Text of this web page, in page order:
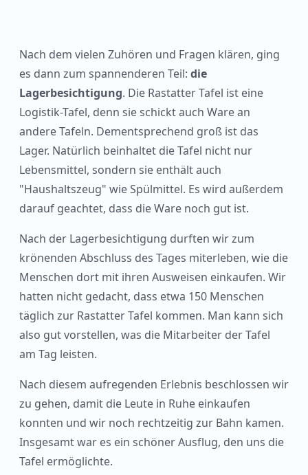
Nach dem vielen Zuhören und Fragen klären, ging
es dann zum spannenderen Teil: die
Lagerbesichtigung. Die Rastatter Tafel ist eine
Logistik-Tafel, denn sie schickt auch Ware an
andere Tafeln. Dementsprechend groß ist das
Lager. Natürlich beinhaltet die Tafel nicht nur
Lebensmittel, sondern sie enthält auch
"Haushaltszeug" wie Spülmittel. Es wird außerdem
darauf geachtet, dass die Ware noch gut ist.
Nach der Lagerbesichtigung durften wir zum
krönenden Abschluss des Tages miterleben, wie die
Menschen dort mit ihren Ausweisen einkaufen. Wir
hatten nicht gedacht, dass etwa 150 Menschen
täglich zur Rastatter Tafel kommen. Man kann sich
also gut vorstellen, was die Mitarbeiter der Tafel
am Tag leisten.
Nach diesem aufregenden Erlebnis beschlossen wir
zu gehen, damit die Leute in Ruhe einkaufen
konnten und wir noch rechtzeitig zur Bahn kamen.
Insgesamt war es ein schöner Ausflug, den uns die
Tafel ermöglichte.